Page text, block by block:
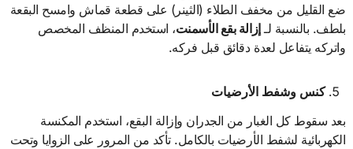
ضع القليل من مخفف الطلاء (الثينر) على قطعة قماش وامسح البقعة
بلطف. بالنسبة لـإزالة بقع الأسمنت، استخدم المنظف المخصص
واتركه يتفاعل لعدة دقائق قبل فركه.
كنس وشفط الأرضيات
بعد سقوط كل الغبار من الجدران وإزالة البقع، استخدم المكنسة
الكهربائية لشفط الأرضيات بالكامل. تأكد من المرور على الزوايا وتحت